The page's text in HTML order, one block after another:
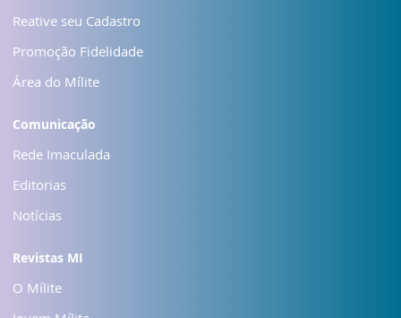
Reative seu Cadastro
Promoção Fidelidade
Área do Mílite
Comunicação
Rede Imaculada
Editorias
Notícias
Revistas MI
O Mílite